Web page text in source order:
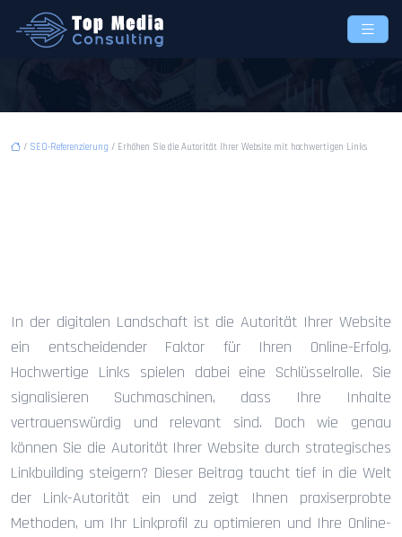
/ SEO-Referenzierung / Erhöhen Sie die Autorität Ihrer Website mit hochwertigen Links
In der digitalen Landschaft ist die Autorität Ihrer Website
ein entscheidender Faktor für Ihren Online-Erfolg.
Hochwertige Links spielen dabei eine Schlüsselrolle. Sie
signalisieren Suchmaschinen, dass Ihre Inhalte
vertrauenswürdig und relevant sind. Doch wie genau
können Sie die Autorität Ihrer Website durch strategisches
Linkbuilding steigern? Dieser Beitrag taucht tief in die Welt
der Link-Autorität ein und zeigt Ihnen praxiserprobte
Methoden, um Ihr Linkprofil zu optimieren und Ihre Online-